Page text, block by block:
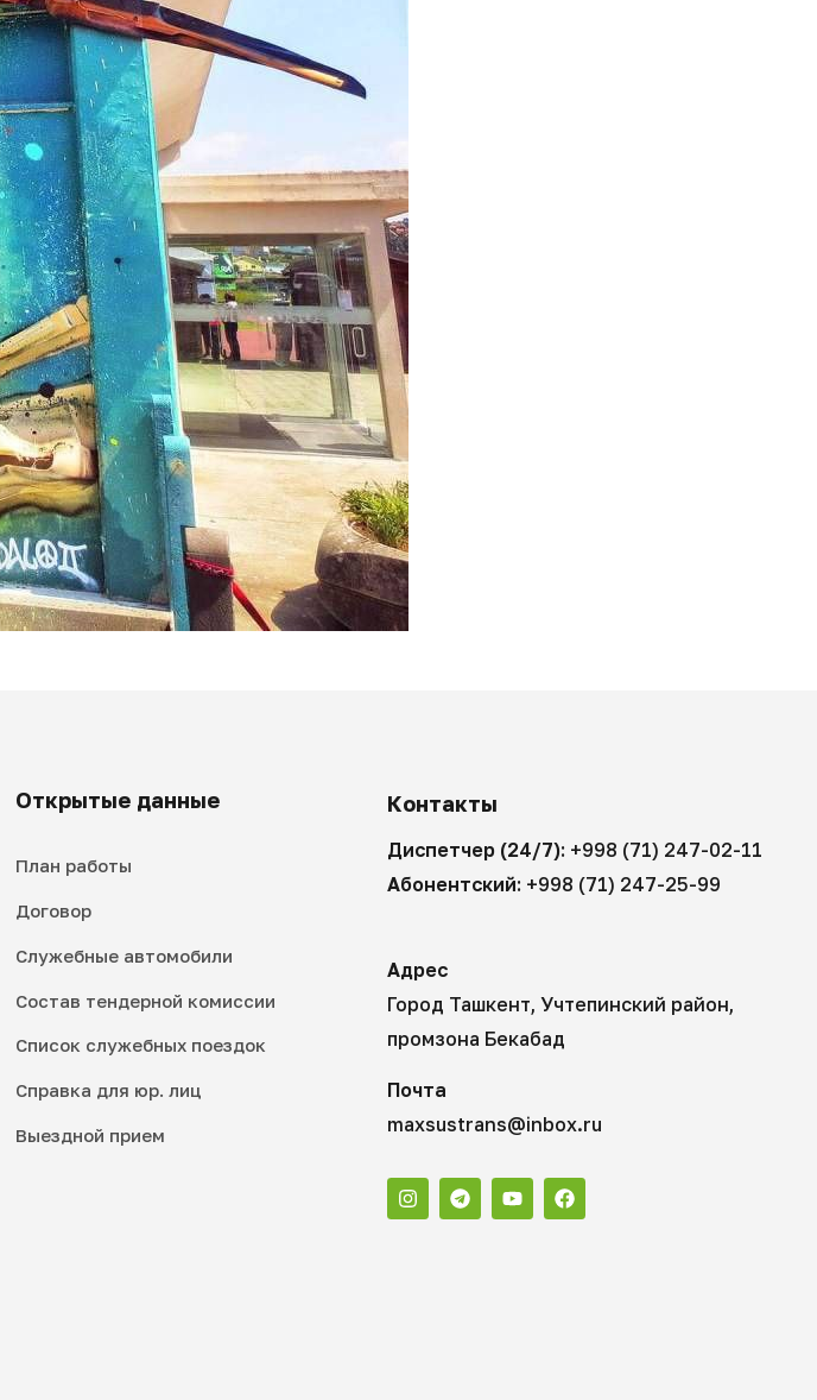
Открытые данные
План работы
Договор
Служебные автомобили
Состав тендерной комиссии
Список служебных поездок
Справка для юр. лиц
Выездной прием
Контакты
Диспетчер (24/7): +998 (71) 247-02-11
Абонентский: +998 (71) 247-25-99
Адрес
Город Ташкент, Учтепинский район,
промзона Бекабад
Почта
maxsustrans@inbox.ru